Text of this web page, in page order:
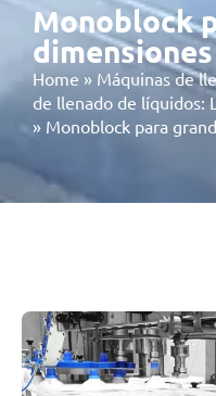
Monoblock
dimensiones
Home » Máquinas de
de llenado de líquidos:
» Monoblock para